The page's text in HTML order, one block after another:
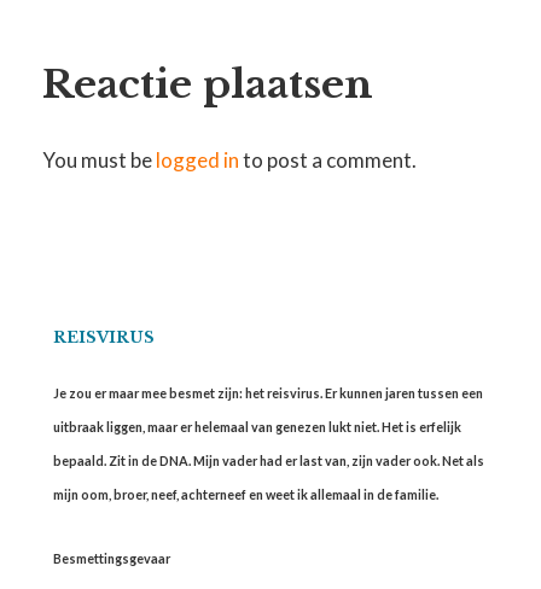
Reactie plaatsen
You must belogged into post a comment.
REISVIRUS
Je zou er maar mee besmet zijn: het reisvirus. Er kunnen jaren tussen een
uitbraak liggen, maar er helemaal van genezen lukt niet. Het is erfelijk
bepaald. Zit in de DNA. Mijn vader had er last van, zijn vader ook. Net als
mijn oom, broer, neef, achterneef en weet ik allemaal in de familie.
Besmettingsgevaar